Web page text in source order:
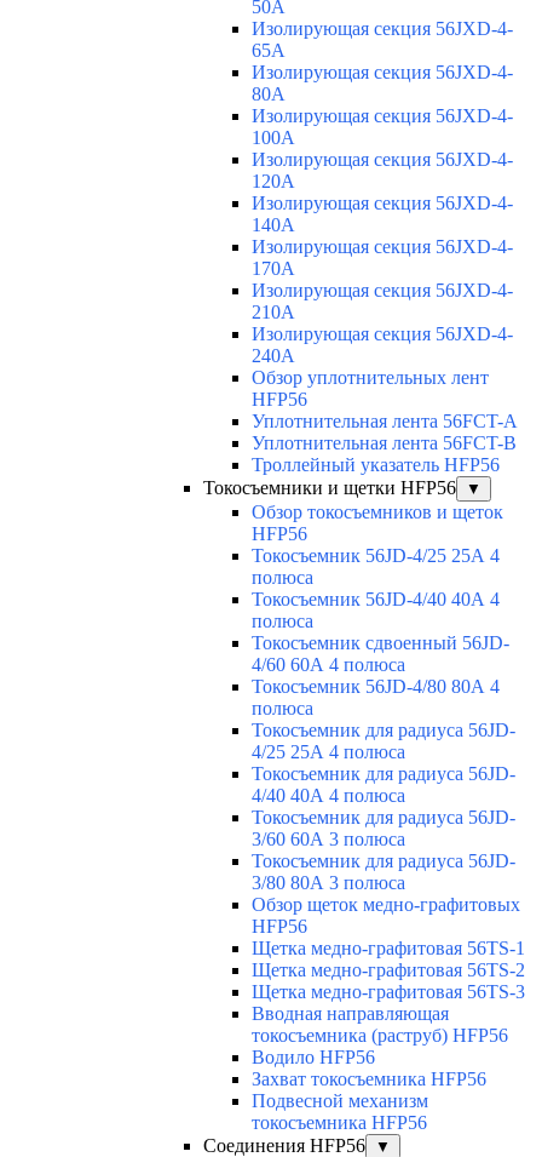
50A
Изолирующая секция 56JXD-4-
65A
Изолирующая секция 56JXD-4-
80A
Изолирующая секция 56JXD-4-
100A
Изолирующая секция 56JXD-4-
120A
Изолирующая секция 56JXD-4-
140A
Изолирующая секция 56JXD-4-
170A
Изолирующая секция 56JXD-4-
210A
Изолирующая секция 56JXD-4-
240A
Обзор уплотнительных лент
HFP56
Уплотнительная лента 56FCT-A
Уплотнительная лента 56FCT-B
Троллейный указатель HFP56
Токосъемники и щетки HFP56
▼
Обзор токосъемников и щеток
HFP56
Токосъемник 56JD-4/25 25А 4
полюса
Токосъемник 56JD-4/40 40А 4
полюса
Токосъемник сдвоенный 56JD-
4/60 60А 4 полюса
Токосъемник 56JD-4/80 80А 4
полюса
Токосъемник для радиуса 56JD-
4/25 25А 4 полюса
Токосъемник для радиуса 56JD-
4/40 40А 4 полюса
Токосъемник для радиуса 56JD-
3/60 60А 3 полюса
Токосъемник для радиуса 56JD-
3/80 80А 3 полюса
Обзор щеток медно-графитовых
HFP56
Щетка медно-графитовая 56TS-1
Щетка медно-графитовая 56TS-2
Щетка медно-графитовая 56TS-3
Вводная направляющая
токосъемника (раструб) HFP56
Водило HFP56
Захват токосъемника HFP56
Подвесной механизм
токосъемника HFP56
Соединения HFP56
▼